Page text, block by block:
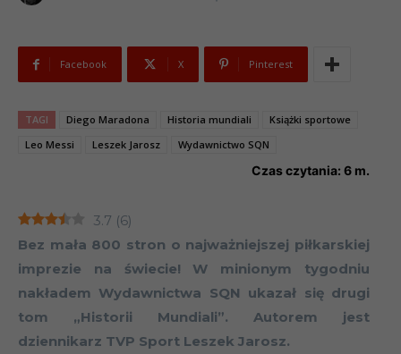
Facebook X Pinterest
TAGI Diego Maradona Historia mundiali
Książki sportowe
Leo Messi
Leszek Jarosz Wydawnictwo SQN
Czas czytania: 6 m.
3.7 (6)
Bez mała 800 stron o najważniejszej piłkarskiej
imprezie na świecie! W minionym tygodniu
nakładem Wydawnictwa SQN ukazał się drugi
tom „Historii Mundiali”. Autorem jest
dziennikarz TVP Sport Leszek Jarosz.